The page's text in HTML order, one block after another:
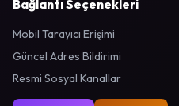
Bağlantı Seçenekleri
Mobil Tarayıcı Erişimi
Güncel Adres Bildirimi
Resmi Sosyal Kanallar